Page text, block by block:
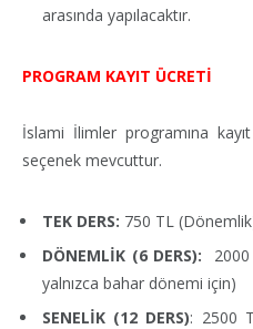
arasında yapılacaktır.
PROGRAM KAYIT ÜCRETİ
İslami İlimler programına
seçenek mevcuttur.
TEK DERS: 750 TL
DÖNEMLİK (6 DERS):
yalnızca bahar dönemi için)
SENELİK (12 DERS): 2500